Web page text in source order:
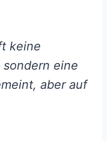
keine
eine
aber auf